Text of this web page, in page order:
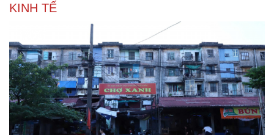
Văn hóa
Sân khấu - Điện ảnh
Văn học
Âm nhạc
Di sản
Giải trí
Nghệ sĩ
Thời trang
Sao Việt
KINH TẾ